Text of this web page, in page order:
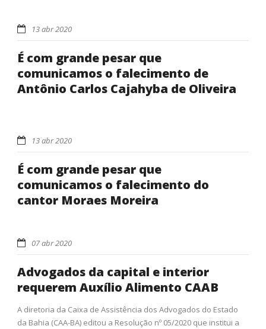
13 abr 2020
É com grande pesar que
comunicamos o falecimento de
Antônio Carlos Cajahyba de Oliveira
13 abr 2020
É com grande pesar que
comunicamos o falecimento do
cantor Moraes Moreira
07 abr 2020
Advogados da capital e interior
requerem Auxílio Alimento CAAB
A diretoria da Caixa de Assistência dos Advogados do Estado
da Bahia (CAA-BA) editou a Resolução nº 05/2020 que institui a